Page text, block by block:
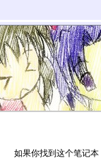
如果你找到这个笔记